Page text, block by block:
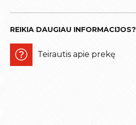
REIKIA DAUGIAU INFORMACIJOS?
Teirautis apie prekę